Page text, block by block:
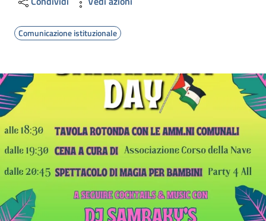
Comunicazione istituzionale
Image